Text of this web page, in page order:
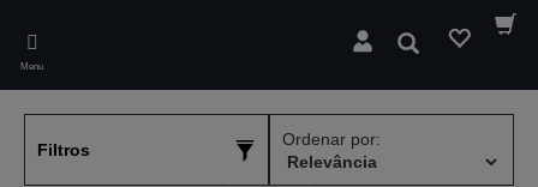
main
content
Menu
Pesquisar
Filtros
Ordenar por: